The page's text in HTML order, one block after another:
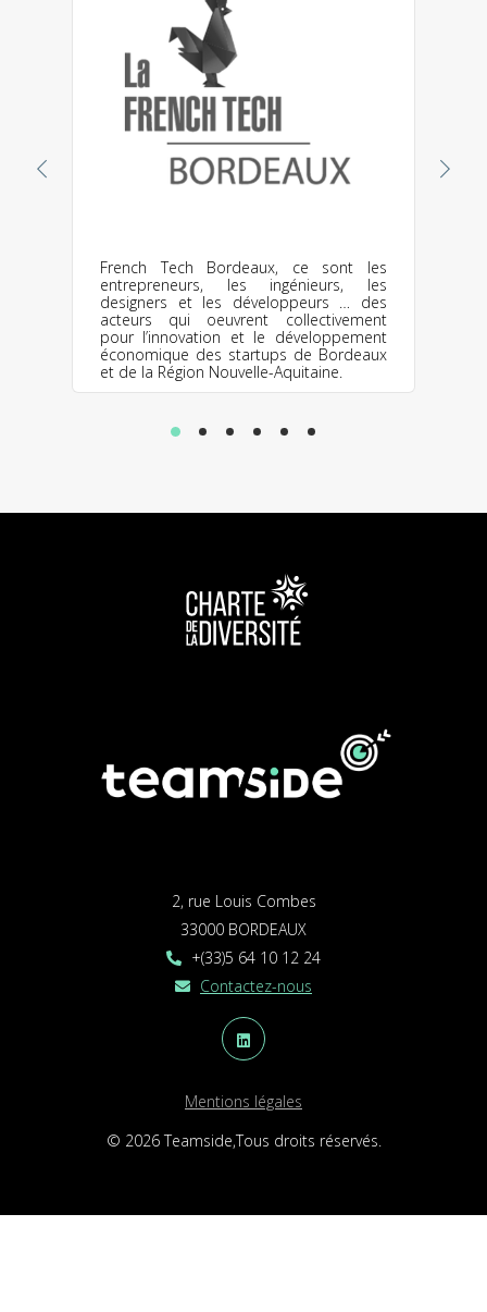
French Tech Bordeaux, ce sont les
entrepreneurs, les ingénieurs, les
designers et les développeurs … des
acteurs qui oeuvrent collectivement
pour l’innovation et le développement
économique des startups de Bordeaux
et de la Région Nouvelle-Aquitaine.
2, rue Louis Combes
33000 BORDEAUX
+(33)5 64 10 12 24
Contactez-nous
Mentions légales
© 2026 Teamside,Tous droits réservés.